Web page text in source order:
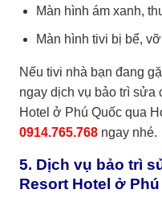
Màn hình ám xanh,
Màn hình tivi bị bể,
Nếu tivi nhà bạn đang
ngay dịch vụ bảo trì sửa
Hotel ở Phú Quốc qua
0914.765.768 ngay nhé.
5. Dịch vụ bảo trì
Resort Hotel ở